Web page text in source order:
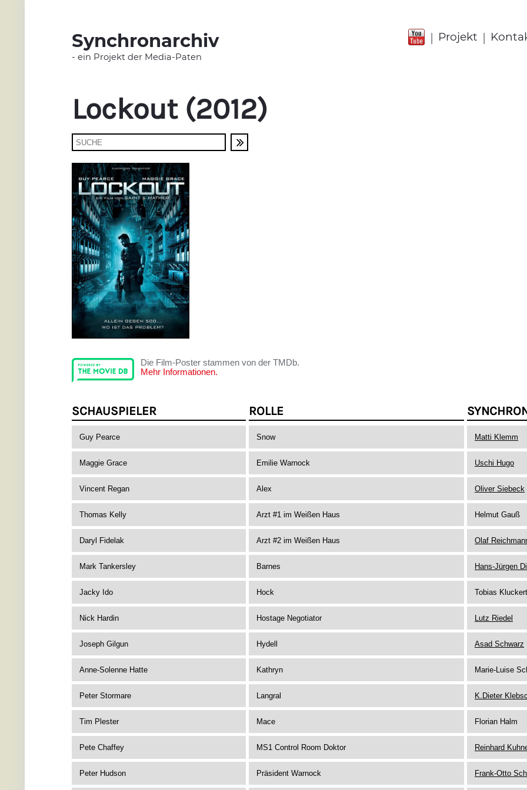
Synchronarchiv
- ein Projekt der Media-Paten
| Projekt |
Lockout (2012)
Die Film-Poster stammen von der TMDb.
Mehr Informationen.
SCHAUSPIELER ROLLE
Guy Pearce Snow Matti Klemm
Maggie Grace Emilie Warnock Uschi Hugo
Vincent Regan Alex Oliver Siebeck
Thomas Kelly Arzt #1 im Weißen Haus Helmut Gauß
Daryl Fidelak Arzt #2 im Weißen Haus Olaf
Mark Tankersley Barnes Hans-Jürgen
Jacky Ido Hock Tobias Kluckert
Nick Hardin Hostage Negotiator Lutz Riedel
Joseph Gilgun Hydell Asad Schwarz
Anne-Solenne Hatte Kathryn Marie-Luise
Peter Stormare Langral K.Dieter
Tim Plester Mace Florian Halm
Pete Chaffey MS1 Control Room Doktor Reinhard
Peter Hudson Präsident Warnock Frank-Otto